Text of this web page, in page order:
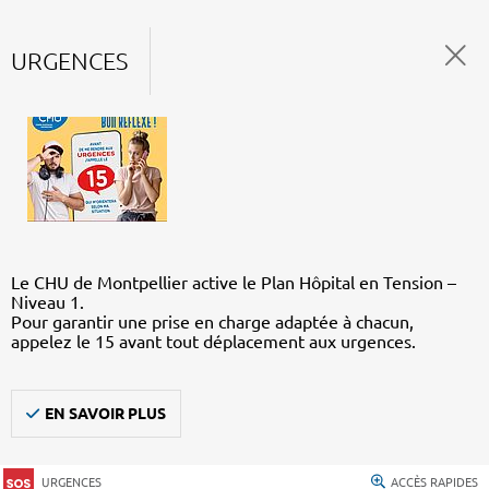
URGENCES
Le CHU de Montpellier active le Plan Hôpital en Tension –
Niveau 1.
Pour garantir une prise en charge adaptée à chacun,
appelez le 15 avant tout déplacement aux urgences.
EN SAVOIR PLUS
URGENCES ACCÈS RAPIDES